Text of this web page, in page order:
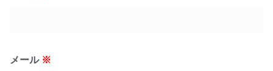
メール ※